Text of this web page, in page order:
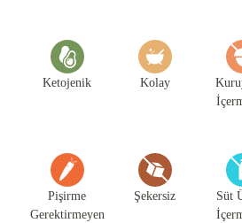
Ketojenik Kolay
Pişirme
Gerektirmeyen
Şekersiz
Süt